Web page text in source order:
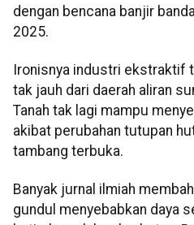
dengan bencana banjir
2025.
Ironisnya industri
tak jauh dari daerah aliran
Tanah tak lagi mampu
akibat perubahan tutupan
tambang terbuka.
Banyak jurnal ilmiah
gundul menyebabkan daya